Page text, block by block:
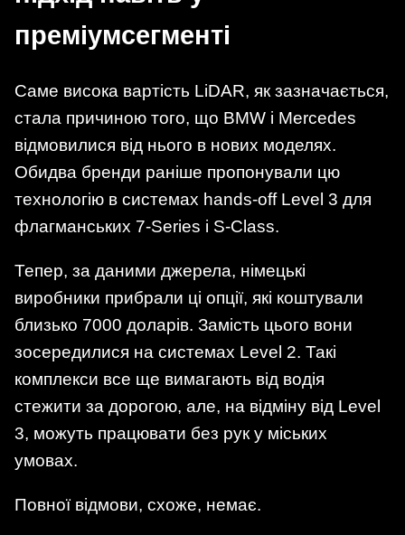
преміумсегменті
Саме висока вартість LiDAR, як зазначається,
стала причиною того, що BMW і Mercedes
відмовилися від нього в нових моделях.
Обидва бренди раніше пропонували цю
технологію в системах hands-off Level 3 для
флагманських 7-Series і S-Class.
Тепер, за даними джерела, німецькі
виробники прибрали ці опції, які коштували
близько 7000 доларів. Замість цього вони
зосередилися на системах Level 2. Такі
комплекси все ще вимагають від водія
стежити за дорогою, але, на відміну від Level
3, можуть працювати без рук у міських
умовах.
Повної відмови, схоже, немає.